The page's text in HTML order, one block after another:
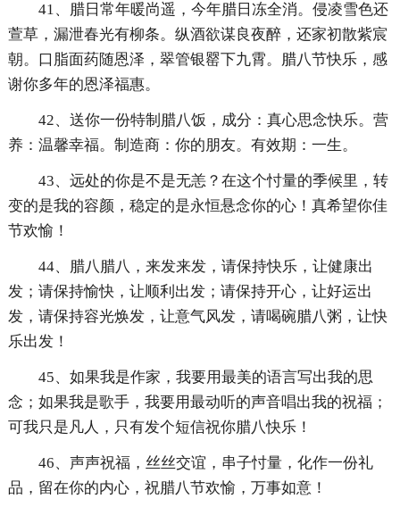
41、腊日常年暖尚遥，今年腊日冻全消。侵凌雪色还
萱草，漏泄春光有柳条。纵酒欲谋良夜醉，还家初散紫宸
朝。口脂面药随恩泽，翠管银罂下九霄。腊八节快乐，感
谢你多年的恩泽福惠。
42、送你一份特制腊八饭，成分：真心思念快乐。营
养：温馨幸福。制造商：你的朋友。有效期：一生。
43、远处的你是不是无恙？在这个忖量的季候里，转
变的是我的容颜，稳定的是永恒悬念你的心！真希望你佳
节欢愉！
44、腊八腊八，来发来发，请保持快乐，让健康出
发；请保持愉快，让顺利出发；请保持开心，让好运出
发，请保持容光焕发，让意气风发，请喝碗腊八粥，让快
乐出发！
45、如果我是作家，我要用最美的语言写出我的思
念；如果我是歌手，我要用最动听的声音唱出我的祝福；
可我只是凡人，只有发个短信祝你腊八快乐！
46、声声祝福，丝丝交谊，串子忖量，化作一份礼
品，留在你的内心，祝腊八节欢愉，万事如意！